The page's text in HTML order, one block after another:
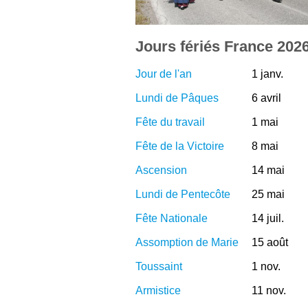
Jours fériés France
Jour de l'an 1 janv.
Lundi de Pâques 6 avril
Fête du travail 1 mai
Fête de la Victoire 8 mai
Ascension 14 mai
Lundi de Pentecôte 25 mai
Fête Nationale 14 juil.
Assomption de Marie 15 août
Toussaint 1 nov.
Armistice 11 nov.